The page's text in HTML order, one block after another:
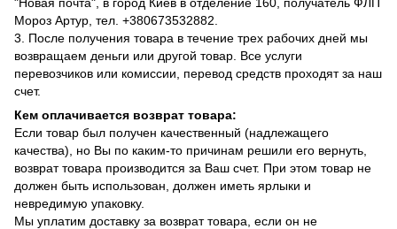
Мороз Артур, тел. +380673532882.
3. После получения товара в течение трех рабочих дней мы
возвращаем деньги или другой товар. Все услуги
перевозчиков или комиссии, перевод средств проходят за наш
счет.
Кем оплачивается возврат товара:
Если товар был получен качественный (надлежащего
качества), но Вы по каким-то причинам решили его вернуть,
возврат товара производится за Ваш счет. При этом товар не
должен быть использован, должен иметь ярлыки и
невредимую упаковку.
Мы уплатим доставку за возврат товара, если он не